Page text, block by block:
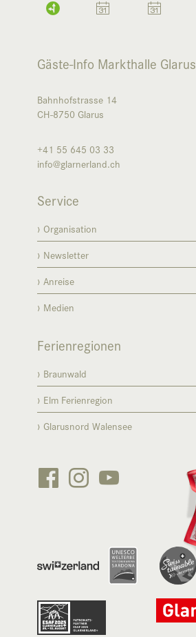
Gäste-Info Markthalle Glarus
Bahnhofstrasse 14
CH-8750 Glarus
+41 55 645 03 33
info@glarnerland.ch
Service
Organisation
Newsletter
Anreise
Medien
Ferienregionen
Braunwald
Elm Ferienregion
Glarusnord Walensee

 